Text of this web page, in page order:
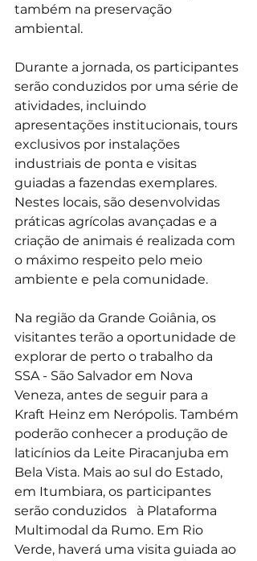
também na preservação
ambiental.
Durante a jornada, os participantes
serão conduzidos por uma série de
atividades, incluindo
apresentações institucionais, tours
exclusivos por instalações
industriais de ponta e visitas
guiadas a fazendas exemplares.
Nestes locais, são desenvolvidas
práticas agrícolas avançadas e a
criação de animais é realizada com
o máximo respeito pelo meio
ambiente e pela comunidade.
Na região da Grande Goiânia, os
visitantes terão a oportunidade de
explorar de perto o trabalho da
SSA - São Salvador em Nova
Veneza, antes de seguir para a
Kraft Heinz em Nerópolis. Também
poderão conhecer a produção de
laticínios da Leite Piracanjuba em
Bela Vista. Mais ao sul do Estado,
em Itumbiara, os participantes
serão conduzidos   à Plataforma
Multimodal da Rumo. Em Rio
Verde, haverá uma visita guiada ao